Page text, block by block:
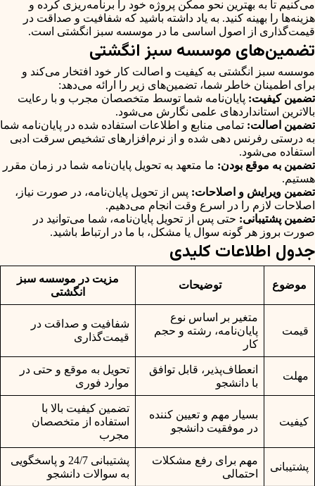
می‌کنیم تا به بهترین نحو ممکن پروژه خود را برنامه‌ریزی کرده و
هزینه‌ها را بهینه کنید. به یاد داشته باشید که شفافیت و صداقت در
قیمت‌گذاری از اصول اساسی ما در موسسه سبز انگشتی است.
تضمین‌های موسسه سبز انگشتی
موسسه سبز انگشتی به کیفیت و اصالت کار خود افتخار می‌کند و
برای اطمینان خاطر شما، تضمین‌های زیر را ارائه می‌دهد:
تضمین کیفیت: پایان‌نامه شما توسط متخصصان مجرب و با رعایت
بالاترین استانداردهای علمی نگارش می‌شود.
تضمین اصالت: تمامی منابع و اطلاعات استفاده شده در پایان‌نامه شما
به درستی رفرنس دهی شده و از نرم‌افزارهای تشخیص سرقت ادبی
استفاده می‌شود.
تضمین به موقع بودن: ما متعهد به تحویل پایان‌نامه شما در زمان مقرر
هستیم.
تضمین ویرایش و اصلاحات: پس از تحویل پایان‌نامه، در صورت نیاز،
اصلاحات لازم را در اسرع وقت انجام می‌دهیم.
تضمین پشتیبانی: حتی پس از تحویل پایان‌نامه، شما می‌توانید در
صورت بروز هر گونه سوال یا مشکل، با ما در ارتباط باشید.
جدول اطلاعات کلیدی
موضوع توضیحات
مزیت در موسسه سبز
انگشتی
قیمت
متغیر بر اساس نوع
پایان‌نامه، رشته و حجم
کار
شفافیت و صداقت در
قیمت‌گذاری
مهلت
انعطاف‌پذیر، قابل توافق
با دانشجو
تحویل به موقع و حتی در
موارد فوری
کیفیت
بسیار مهم و تعیین کننده
در موفقیت دانشجو
تضمین کیفیت بالا با
استفاده از متخصصان
مجرب
پشتیبانی
مهم برای رفع مشکلات
احتمالی
پشتیبانی 24/7 و پاسخگویی
به سوالات دانشجو